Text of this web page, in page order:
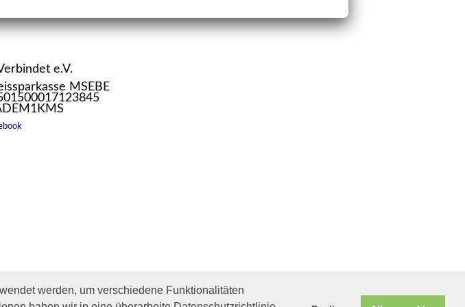
werden, um verschiedene Funktionalitäten
e.V.
MSEBE